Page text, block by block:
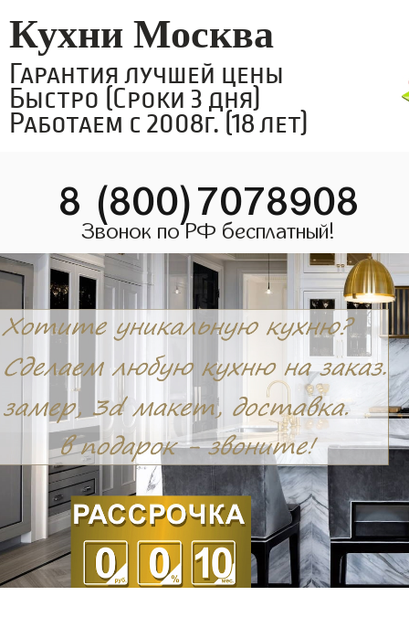
Кухни Москва
Гарантия лучшей цены
Быстро (Сроки 3 дня)
Работаем с 2008г. (18 лет)
8 (800)7078908
Звонок по РФ бесплатный!